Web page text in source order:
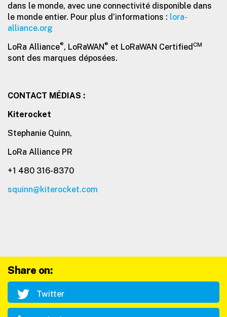
dans le monde, avec une connectivité disponible dans
le monde entier. Pour plus d’informations : lora-
alliance.org
LoRa Alliance®, LoRaWAN® et LoRaWAN CertifiedCM
sont des marques déposées.
CONTACT MÉDIAS :
Kiterocket
Stephanie Quinn,
LoRa Alliance PR
+1 480 316-8370
squinn@kiterocket.com
Share on:
Twitter